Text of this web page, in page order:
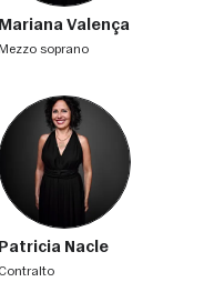
Mariana Valença
mezzo soprano
Patricia Nacle
contralto